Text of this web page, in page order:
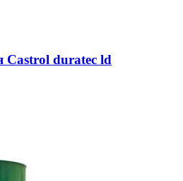
Castrol duratec ld